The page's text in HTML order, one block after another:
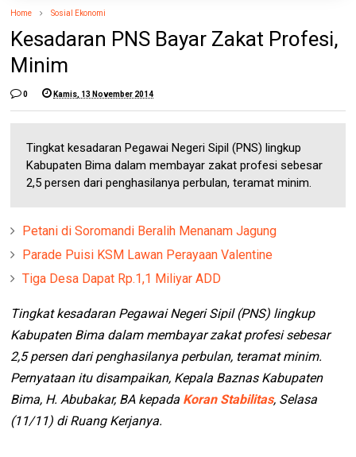
Home Sosial Ekonomi
Kesadaran PNS Bayar Zakat Profesi,
Minim
0 Kamis, 13 November 2014
Tingkat kesadaran Pegawai Negeri Sipil (PNS) lingkup
Kabupaten Bima dalam membayar zakat profesi sebesar
2,5 persen dari penghasilanya perbulan, teramat minim.
Petani di Soromandi Beralih Menanam Jagung
Parade Puisi KSM Lawan Perayaan Valentine
Tiga Desa Dapat Rp.1,1 Miliyar ADD
Tingkat kesadaran Pegawai Negeri Sipil (PNS) lingkup
Kabupaten Bima dalam membayar zakat profesi sebesar
2,5 persen dari penghasilanya perbulan, teramat minim.
Pernyataan itu disampaikan, Kepala Baznas Kabupaten
Bima, H. Abubakar, BA kepada Koran Stabilitas, Selasa
(11/11) di Ruang Kerjanya.